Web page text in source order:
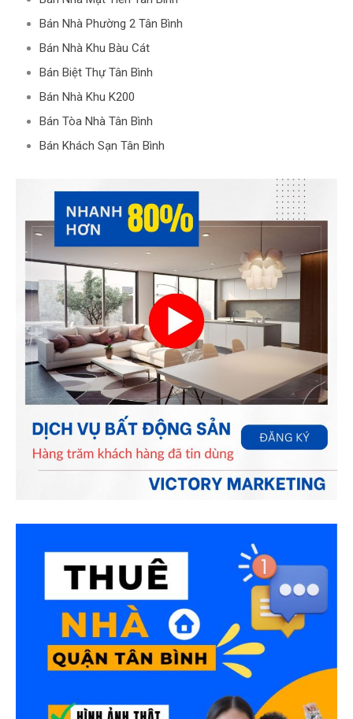
Bán Nhà Phường 2 Tân Bình
Bán Nhà Khu Bàu Cát
Bán Biệt Thự Tân Bình
Bán Nhà Khu K200
Bán Tòa Nhà Tân Bình
Bán Khách Sạn Tân Bình